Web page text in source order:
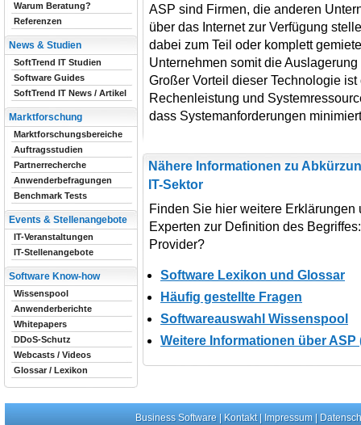
ASP sind Firmen, die anderen
über das Internet zur Verfügung
dabei zum Teil oder komplett
Unternehmen somit die
Großer Vorteil dieser Technologie
Rechenleistung und
dass Systemanforderungen
Nähere Informationen zu
IT-Sektor
Finden Sie hier weitere
Experten zur Definition des
Provider?
Software Lexikon und Glossar
Häufig gestellte Fragen
Softwareauswahl Wissenspool
Weitere Informationen über
Warum Beratung?
Referenzen
News & Studien
SoftTrend IT Studien
Software Guides
SoftTrend IT News / Artikel
Marktforschung
Marktforschungsbereiche
Auftragsstudien
Partnerrecherche
Anwenderbefragungen
Benchmark Tests
Events & Stellenangebote
IT-Veranstaltungen
IT-Stellenangebote
Software Know-how
Wissenspool
Anwenderberichte
Whitepapers
DDoS-Schutz
Webcasts / Videos
Glossar / Lexikon
Business Software| Kontakt| Impressum|